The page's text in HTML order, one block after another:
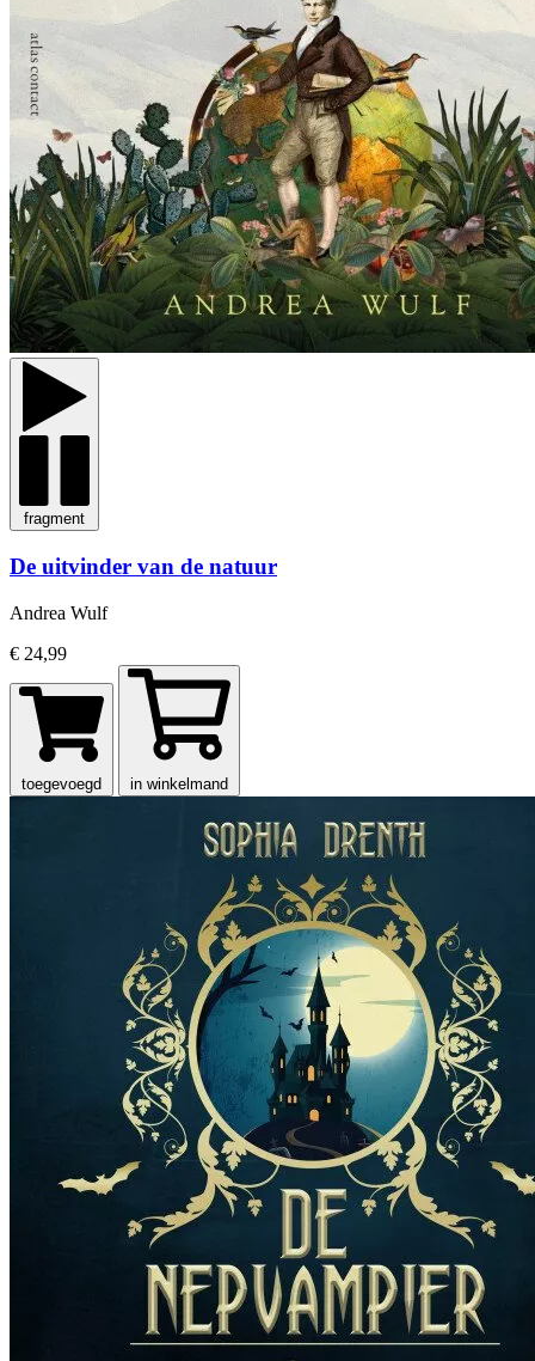
fragment
De uitvinder van de natuur
Andrea Wulf
€ 24,99
toegevoegd in winkelmand